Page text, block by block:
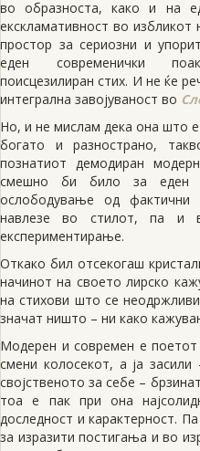
во образноста, како и на
екскламативност во
простор за сериозни и
еден современички
поисцезилиран стих. И нe ќe
интегрална завојуваност во
Но, и не мислам дека она што
богато и разнострано,
познатиот демодиран
смешно би било за еден
ослободување од фактични
навлезе во стилот, па и
експериментирање.
Откако бил отсекогаш
начинот на своето лирско
на стихови што се
значат ништо – ни како
Модерен и современ е
смени колосекот, а ја
својственото за себе –
тоа е пак при она
доследност и карактерност.
за изразити постигања и во